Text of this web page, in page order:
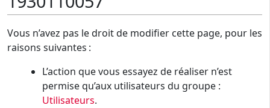
Vous n’avez pas le droit de modifier cette page, pour les
raisons suivantes :
L’action que vous essayez de réaliser n’est
permise qu’aux utilisateurs du groupe :
Utilisateurs.